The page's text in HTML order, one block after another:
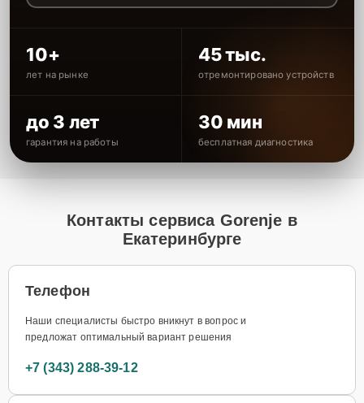
10+
лет на рынке
45 тыс.
отремонтировано устройств
до 3 лет
гарантия на работы
30 мин
бесплатная диагностика
Контакты сервиса Gorenje в
Екатеринбурге
Телефон
Наши специалисты быстро вникнут в вопрос и
предложат оптимальный вариант решения
+7 (343) 288-39-12